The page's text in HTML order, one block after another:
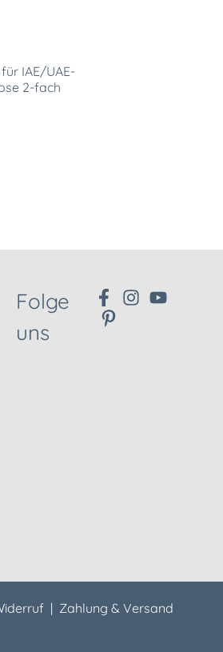
IAE/UAE-
2-fach
Folge
uns
| Zahlung & Versand